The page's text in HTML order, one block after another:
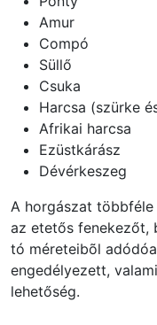
Amur
Compó
Süllő
Csuka
Harcsa (szürke
Afrikai harcsa
Ezüstkárász
Dévérkeszeg
A horgászat
az etetős fenekezőt,
tó méreteibõl
engedélyezett,
lehetőség.